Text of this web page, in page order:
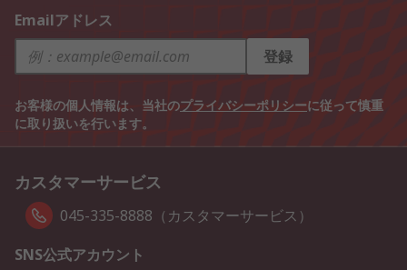
Emailアドレス
登録
お客様の個人情報は、当社のプライバシーポリシーに従って慎重
に取り扱いを行います。
カスタマーサービス
045-335-8888（カスタマーサービス）
SNS公式アカウント